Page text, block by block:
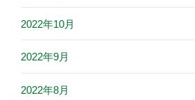
2022年10月
2022年9月
2022年8月